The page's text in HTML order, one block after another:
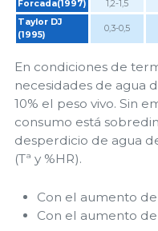
Forcada(1997) 1,2-1,5
Taylor DJ
(1995)
0,3-0,5
En condiciones de
necesidades de agua
10% el peso vivo. Sin
consumo está
desperdicio de agua
(Tª y %HR).
Con el aumento
Con el aumento